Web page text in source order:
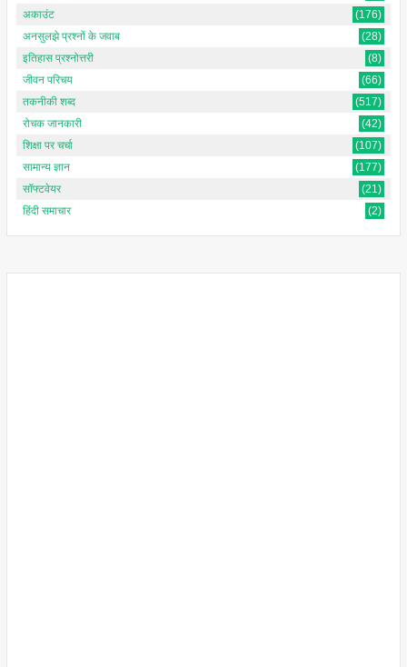
अकाउंट
(176)
अनसुलझे प्रश्नों के जवाब
(28)
इतिहास प्रश्नोत्तरी
(8)
जीवन परिचय
(66)
तकनीकी शब्द
(517)
रोचक जानकारी
(42)
शिक्षा पर चर्चा
(107)
सामान्य ज्ञान
(177)
सॉफ्टवेयर
(21)
हिंदी समाचार
(2)